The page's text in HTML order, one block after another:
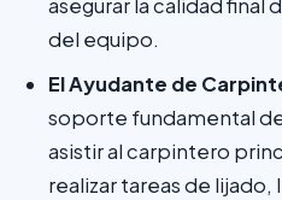
asegurar la calidad final
del equipo.
El Ayudante de
soporte fundamental
asistir al carpintero
realizar tareas de